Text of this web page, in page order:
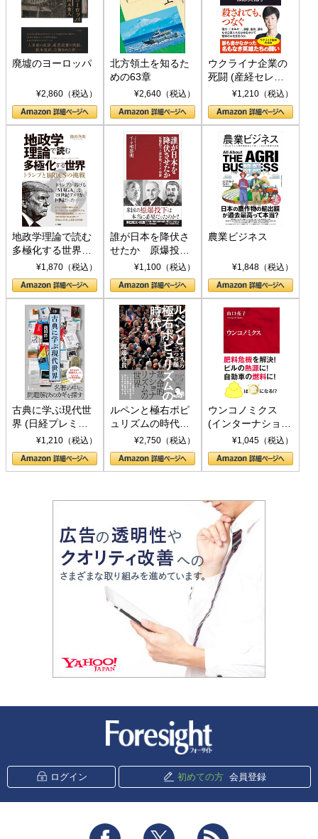
廃墟のヨーロッパ
¥2,860（税込）
北方領土を知るた
めの63章
¥2,640（税込）
ウクライナ企業の
死闘 (産経セレク
ト S 039)¥1,210（税込）
地政学理論で読む
多極化する世界：
トランプとBRICS
の挑戦
¥1,870（税込）
誰が日本を降伏さ
せたか 原爆投
下、ソ連参戦、そ
して聖断 (PHP新
書)
¥1,100（税込）
農業ビジネス
¥1,848（税込）
古典に学ぶ現代世
界 (日経プレミア
シリーズ)¥1,210（税込）
ルペンと極右ポピ
ュリズムの時代：
〈ヤヌス〉の二つ
の顔
¥2,750（税込）
ウンコノミクス
(インターナショナ
ル新書)¥1,045（税込）
ログイン 初めての方 会員登録
Facebook Twitter